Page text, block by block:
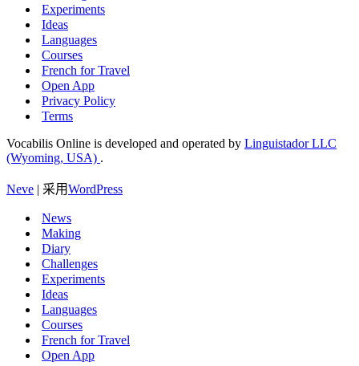
Experiments
Ideas
Languages
Courses
French for Travel
Open App
Privacy Policy
Terms
Vocabilis Online is developed and operated by Linguistador LLC
(Wyoming, USA) .
Neve | 采用WordPress
News
Making
Diary
Challenges
Experiments
Ideas
Languages
Courses
French for Travel
Open App